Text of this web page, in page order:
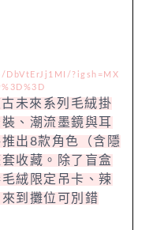
?igsh=MX
未來系列毛絨掛
、潮流墨鏡與耳
出8款角色（含隱
收藏。除了盲盒
絨限定吊卡、辣
到攤位可別錯